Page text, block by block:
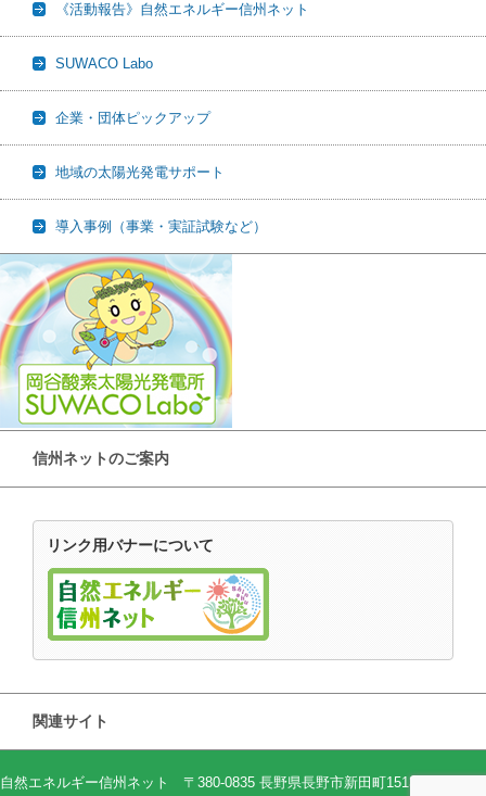
《活動報告》自然エネルギー信州ネット
SUWACO Labo
企業・団体ピックアップ
地域の太陽光発電サポート
導入事例（事業・実証試験など）
信州ネットのご案内
リンク用バナーについて
関連サイト
自然エネルギー信州ネット 〒380-0835 長野県長野市新田町1513-2（82プラ